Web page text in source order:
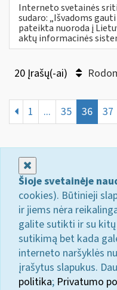
Interneto svetainės
sudaro: „Išvadoms
pateikta nuoroda į
aktų informacinės
20 Įrašų(-ai)
1 ... 35 36 37
Šioje svetainėje
cookies). Būtinieji
ir jiems nėra
galite sutikti ir su kitų
sutikimą bet kada
interneto naršyklės
įrašytus slapukus.
politika; Privatumo